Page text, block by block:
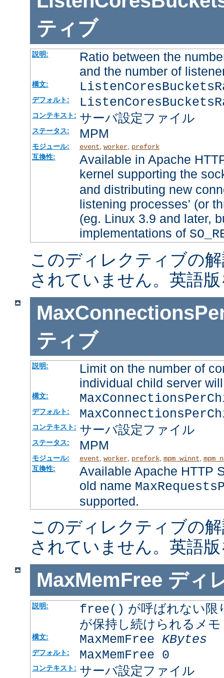
ティブ
説明:
Ratio between the
and the number of
構文:
デフォルト:
コンテキスト: サーバ設定ファイル
ステータス: MPM
モジュール: event worker, prefork
互換性:
Available in Apache
kernel supporting the
and distributing new
listening processes' (or
(eg. Linux 3.9 and later,
implementations of
このディレクティブの
されていません。英語
ティブ
説明:
Limit on the number of
individual child server
構文:
デフォルト:
コンテキスト: サーバ設定ファイル
ステータス: MPM
モジュール: event worker, prefork, mpm_winnt
互換性:
Available Apache HTTP
old name
supported.
このディレクティブの
されていません。英語
MaxMemFree ディ
説明: free() が呼ばれない限
が保持し続けられるメ
構文: MaxMemFree KBytes
デフォルト: MaxMemFree 0
コンテキスト: サーバ設定ファイル